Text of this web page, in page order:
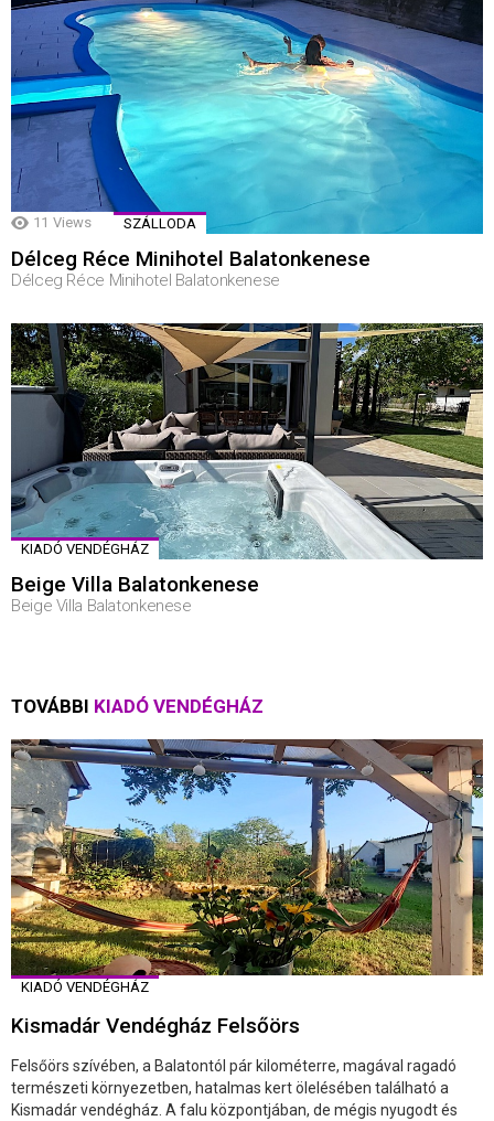
11 Views SZÁLLODA
Délceg Réce Minihotel Balatonkenese
Délceg Réce Minihotel Balatonkenese
KIADÓ VENDÉGHÁZ
Beige Villa Balatonkenese
Beige Villa Balatonkenese
TOVÁBBI KIADÓ VENDÉGHÁZ
KIADÓ VENDÉGHÁZ
Kismadár Vendégház Felsőörs
Felsőörs szívében, a Balatontól pár kilométerre, magával ragadó
természeti környezetben, hatalmas kert ölelésében található a
Kismadár vendégház. A falu központjában, de mégis nyugodt és